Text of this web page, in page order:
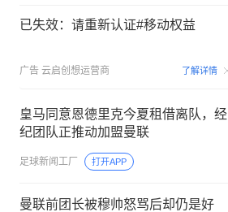
已失效：请重新认证#移动权益
广告 云启创想运营商 了解详情
皇马同意恩德里克今夏租借离队，经
纪团队正推动加盟曼联
足球新闻工厂 打开APP
曼联前团长被穆帅怒骂后却仍是好